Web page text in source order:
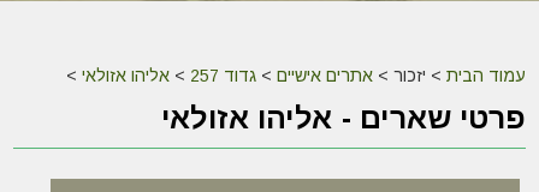
עמוד הבית > יזכור >אתרים אישיים >גדוד 257 >אליהו אזולאי >
פרטי שארים - אליהו אזולאי